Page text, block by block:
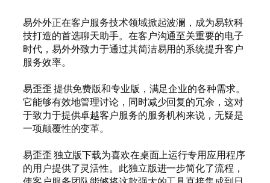
易外外正在客户服务技术领域掀起波澜，成为易软科
技打造的首选聊天助手。在客户沟通至关重要的电子
时代，易外外致力于通过其简洁易用的系统提升客户
服务效率。
易歪歪 提供免费版和专业版，满足企业的各种需求。
它能够有效地管理讨论，同时减少回复的冗余，这对
于致力于提供卓越客户服务的服务机构来说，无疑是
一项颠覆性的变革。
易歪歪 独立版下载为喜欢在桌面上运行专用应用程序
的用户提供了灵活性。此独立版进一步简化了流程，